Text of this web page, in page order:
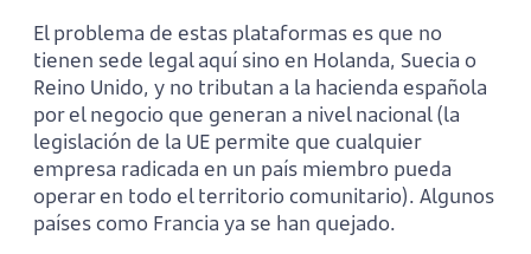
El problema de estas plataformas es que no
tienen sede legal aquí sino en Holanda, Suecia o
Reino Unido, y no tributan a la hacienda española
por el negocio que generan a nivel nacional (la
legislación de la UE permite que cualquier
empresa radicada en un país miembro pueda
operar en todo el territorio comunitario). Algunos
países como Francia ya se han quejado.